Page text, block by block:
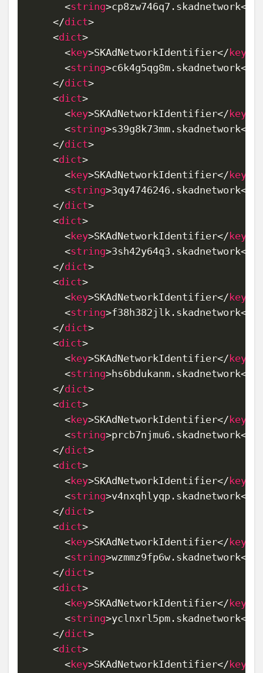
<string>cp8zw746q7.skadnetwork</
</dict>
<dict>
<key>SKAdNetworkIdentifier</ key
<string>c6k4g5qg8m.skadnetwork</
</dict>
<dict>
<key>SKAdNetworkIdentifier</ key
<string>s39g8k73mm.skadnetwork</
</dict>
<dict>
<key>SKAdNetworkIdentifier</ key
<string>3qy4746246.skadnetwork</
</dict>
<dict>
<key>SKAdNetworkIdentifier</ key
<string>3sh42y64q3.skadnetwork</
</dict>
<dict>
<key>SKAdNetworkIdentifier</ key
<string>f38h382jlk.skadnetwork</
</dict>
<dict>
<key>SKAdNetworkIdentifier</ key
<string>hs6bdukanm.skadnetwork</
</dict>
<dict>
<key>SKAdNetworkIdentifier</ key
<string>prcb7njmu6.skadnetwork</
</dict>
<dict>
<key>SKAdNetworkIdentifier</ key
<string>v4nxqhlyqp.skadnetwork</
</dict>
<dict>
<key>SKAdNetworkIdentifier</ key
<string>wzmmz9fp6w.skadnetwork</
</dict>
<dict>
<key>SKAdNetworkIdentifier</ key
<string>yclnxrl5pm.skadnetwork</
</dict>
<dict>
<key>SKAdNetworkIdentifier</ key